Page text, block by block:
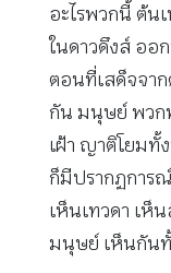
อะไรพวกนี้ ต้น
ในดาวดึงส์ ออ
ตอนที่เสด็จจา
กัน มนุษย์ พวก
เฝ้า ญาติโยมทั้
ก็มีปรากฏการ
เห็นเทวดา เห็
มนุษย์ เห็นกันทั้